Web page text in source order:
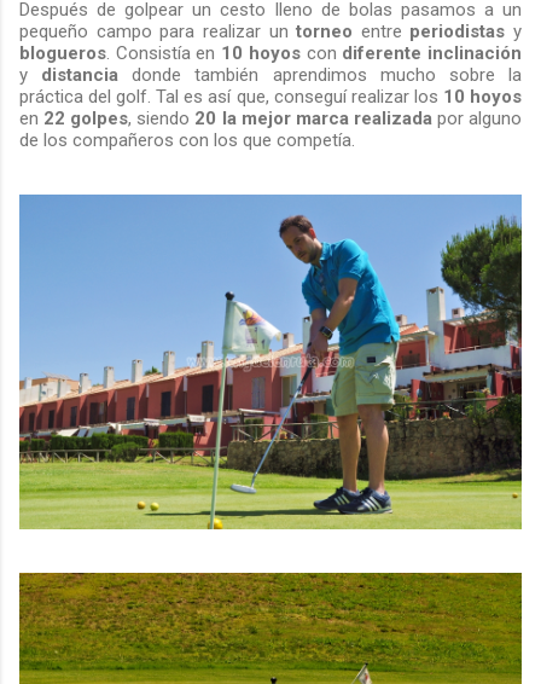
Después de golpear un cesto lleno de bolas pasamos a un
pequeño campo para realizar untorneo entre periodistas y
blogueros. Consistía en 10 hoyoscon diferente inclinación
y distancia donde también aprendimos mucho sobre la
práctica del golf. Tal es así que, conseguí realizar los 10 hoyos
en 22 golpes, siendo 20 la mejor marca realizadapor alguno
de los compañeros con los que competía.